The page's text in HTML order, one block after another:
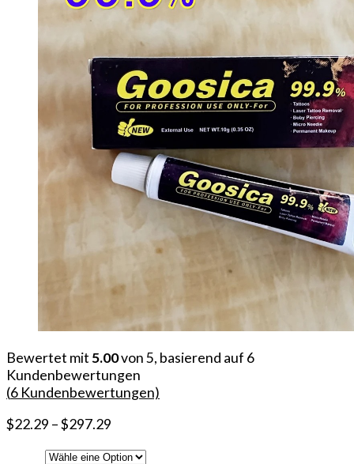
Bewertet mit5.00von 5, basierend auf 6
Kundenbewertungen
(6 Kundenbewertungen)
$22.29 –$297.29